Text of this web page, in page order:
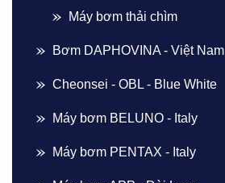
Máy bơm thải chìm
Bơm DAPHOVINA - Việt Nam
Cheonsei - OBL - Blue White
Máy bơm BELUNO - Italy
Máy bơm PENTAX - Italy